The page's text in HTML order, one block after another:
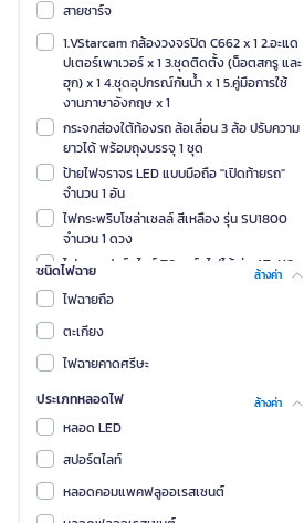
สายชาร์จ
1.VStarcam กล้องวงจรปิด C662 x 1 2.อะแด
ปเตอร์เพาเวอร์ x 1 3.ชุดติดตั้ง (น็อตสกรู และ
ฮุก) x 1 4.ชุดอุปกรณ์กันน้ำ x 1 5.คู่มือการใช้
งานภาษาอังกฤษ x 1
กระจกส่องใต้ท้องรถ ล้อเลื่อน 3 ล้อ ปรับความ
ยาวได้ พร้อมถุงบรรจุ 1 ชุด
ป้ายไฟจราจร LED แบบมือถือ "เปิดท้ายรถ"
จำนวน 1 อัน
ไฟกระพริบโซล่าเซลล์ สีเหลือง รุ่น SU1800
จำนวน 1 ดวง
ไฟฉายสปอร์ตไลท์ T6 ชาร์จไฟได้ รุ่น AT-X8
จำนวน 1 อัน, สายชาร์จไฟบ้าน AC 1 เส้น
ชนิดไฟฉาย ล้างค่า
ไฟฉายถือ
ตะเกียง
ไฟฉายคาดศรีษะ
ประเภทหลอดไฟ
ล้างค่า
หลอด LED
สปอร์ตไลท์
หลอดคอมแพคฟลูออเรสเซนต์